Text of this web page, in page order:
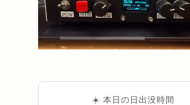
☀️ 本日の日出没時間